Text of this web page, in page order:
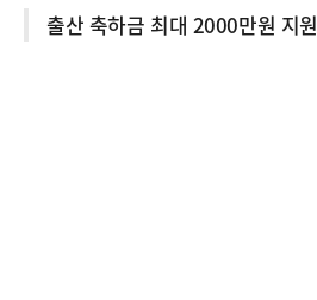
출산 축하금 최대 2000만원 지원